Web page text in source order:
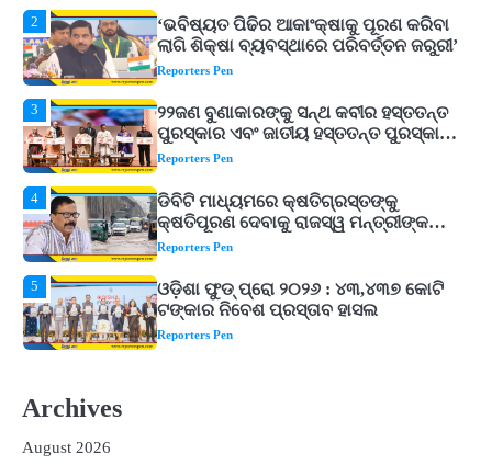
3
୨୨ଜଣ ବୁଣାକାରଙ୍କୁ ସନ୍ଥ କବୀର ହସ୍ତତନ୍ତ
ପୁରସ୍କାର ଏବଂ ଜାତୀୟ ହସ୍ତତନ୍ତ ପୁରସ୍କାର
ପ୍ରଦାନ, ଓଡ଼ିଶାରୁ ୨ ଜଣଙ୍କୁ ମିଳିଲା
Reporters Pen
4
ଡିବିଟି ମାଧ୍ୟମରେ କ୍ଷତିଗ୍ରସ୍ତଙ୍କୁ
କ୍ଷତିପୂରଣ ଦେବାକୁ ରାଜସ୍ୱ ମନ୍ତ୍ରୀଙ୍କ
ନିର୍ଦ୍ଦେଶ
Reporters Pen
5
ଓଡ଼ିଶା ଫୁଡ୍ ପ୍ରୋ ୨୦୨୬ : ୪୩,୪୩୭ କୋଟି
ଟଙ୍କାର ନିବେଶ ପ୍ରସ୍ତାବ ହାସଲ
Reporters Pen
1
ଘରର ବାସ୍ତୁଦୋଷ ଦୂର କରିବ ଲିଲି ଫୁଲ!
Reporters Pen
Archives
August 2026